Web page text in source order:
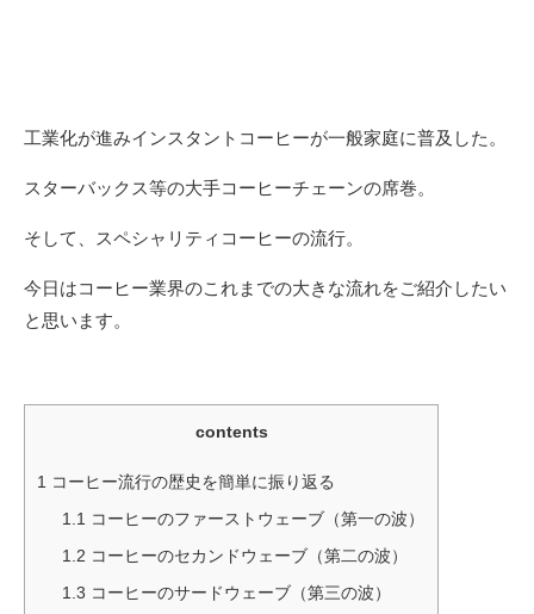
工業化が進みインスタントコーヒーが一般家庭に普及した。
スターバックス等の大手コーヒーチェーンの席巻。
そして、スペシャリティコーヒーの流行。
今日はコーヒー業界のこれまでの大きな流れをご紹介したい
と思います。
contents
1 コーヒー流行の歴史を簡単に振り返る
1.1 コーヒーのファーストウェーブ（第一の波）
1.2 コーヒーのセカンドウェーブ（第二の波）
1.3 コーヒーのサードウェーブ（第三の波）